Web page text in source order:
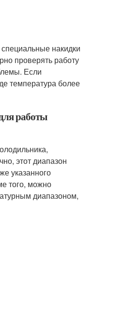
накидки
проверять работу
Если
температура более
работы
этот диапазон
указанного
того, можно
диапазоном,